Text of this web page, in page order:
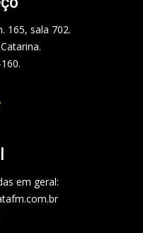
165, sala 702.
em geral: